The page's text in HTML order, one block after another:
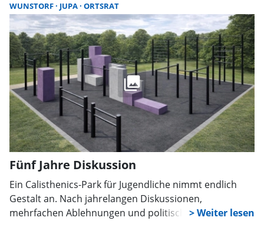
WUNSTORF JUPA ORTSRAT
Fünf Jahre Diskussion
Ein Calisthenics-Park für Jugendliche nimmt endlich
Gestalt an. Nach jahrelangen Diskussionen,
mehrfachen Ablehnungen und politischem Ringen hat